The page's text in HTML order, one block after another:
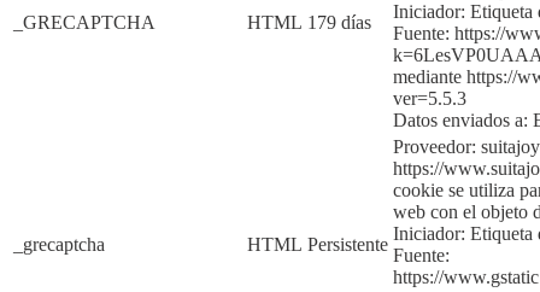
_GRECAPTCHA HTML 179 días
Iniciador: Etiqueta
Fuente: https://
mediante https://
ver=5.5.3
Datos enviados a:
_grecaptcha HTML Persistente
Proveedor:
https://
cookie se utiliza
web con el objeto
Iniciador: Etiqueta
Fuente:
https://